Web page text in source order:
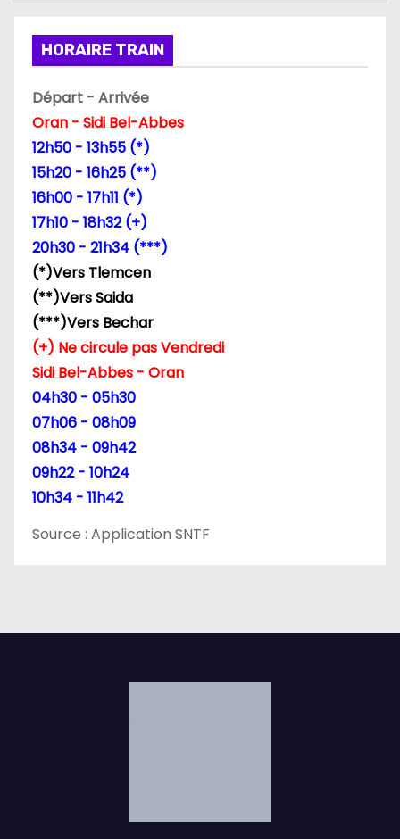
HORAIRE TRAIN
Départ - Arrivée
Oran - Sidi Bel-Abbes
12h50 - 13h55 (*)
15h20 - 16h25 (**)
16h00 - 17h11 (*)
17h10 - 18h32 (+)
20h30 - 21h34 (***)
(*)Vers Tlemcen
(**)Vers Saida
(***)Vers Bechar
(+) Ne circule pas Vendredi
Sidi Bel-Abbes - Oran
04h30 - 05h30
07h06 - 08h09
08h34 - 09h42
09h22 - 10h24
10h34 - 11h42
Source : Application SNTF